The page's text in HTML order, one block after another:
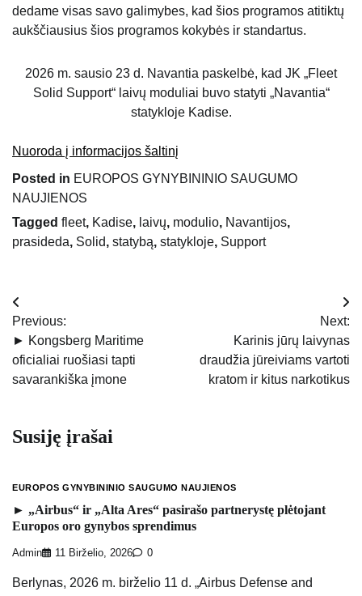
dedame visas savo galimybes, kad šios programos atitiktų
aukščiausius šios programos kokybės ir standartus.
2026 m. sausio 23 d. Navantia paskelbė, kad JK „Fleet
Solid Support“ laivų moduliai buvo statyti „Navantia“
statykloje Kadise.
Nuoroda į informacijos šaltinį
Posted in EUROPOS GYNYBININIO SAUGUMO
NAUJIENOS
Tagged fleet, Kadise, laivų, modulio, Navantijos,
prasideda, Solid, statybą, statykloje, Support
Navigacija
tarp
įrašų
Previous:
► Kongsberg Maritime
oficialiai ruošiasi tapti
savarankiška įmone
Next:
Karinis jūrų laivynas
draudžia jūreiviams vartoti
kratom ir kitus narkotikus
Susiję įrašai
EUROPOS GYNYBININIO SAUGUMO NAUJIENOS
► „Airbus“ ir „Alta Ares“ pasirašo partnerystę plėtojant
Europos oro gynybos sprendimus
Admin 11 Birželio, 2026 0
Berlynas, 2026 m. birželio 11 d. „Airbus Defense and